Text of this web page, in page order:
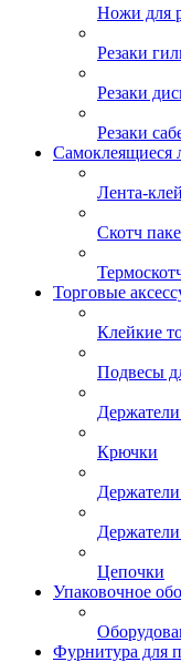
Ножи для
Резаки
Резаки
Резаки
Самоклеящиеся
Лента-
Скотч
Торговые
Клейкие
Подвесы
Крючки
Цепочки
Упаковочное
Фурнитура для